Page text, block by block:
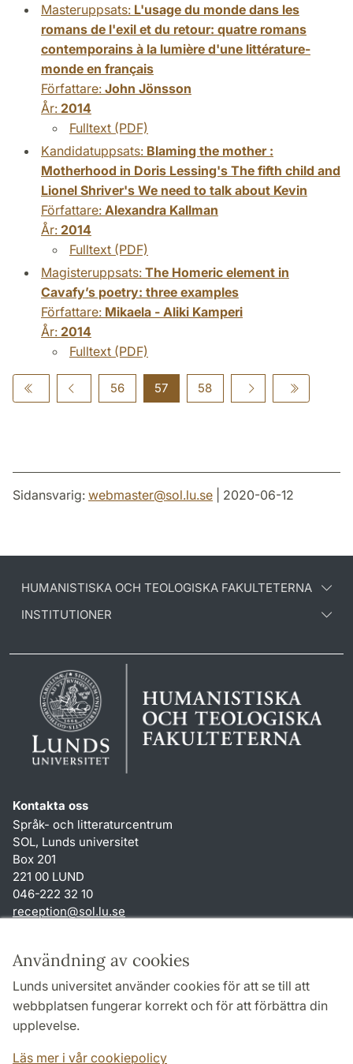
Användning av cookies
Lunds universitet använder cookies för att se till att
webbplatsen fungerar korrekt och för att förbättra din
upplevelse.
Läs mer i vår cookiepolicy
Masteruppsats: L'usage du monde dans les
romans de l'exil et du retour: quatre romans
contemporains à la lumière d'une littérature-
monde en français
Författare: John Jönsson
År: 2014
Fulltext (PDF)
Kandidatuppsats: Blaming the mother :
Motherhood in Doris Lessing's The fifth child and
Lionel Shriver's We need to talk about Kevin
Författare: Alexandra Kallman
År: 2014
Fulltext (PDF)
Magisteruppsats: The Homeric element in
Cavafy’s poetry: three examples
Författare: Mikaela - Aliki Kamperi
År: 2014
Fulltext (PDF)
56 57 58
Sidansvarig: webmaster@sol.lu.se | 2020-06-12
HUMANISTISKA OCH TEOLOGISKA FAKULTETERNA
INSTITUTIONER
Kontakta oss
Språk- och litteraturcentrum
SOL, Lunds universitet
Box 201
221 00 LUND
046-222 32 10
reception@sol.lu.se
Genvägar
Om webbplatsen och cookies
Behandling av personuppgifter
Tillgänglighetsredogörelse